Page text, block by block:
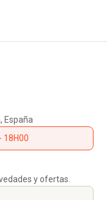
España
18H00
y ofertas.